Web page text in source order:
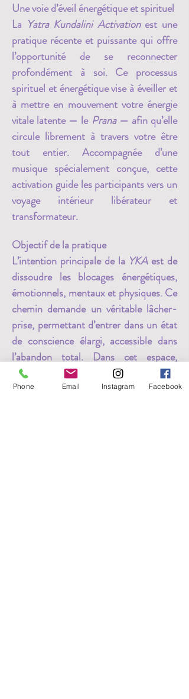
Une voie d’éveil énergétique et spirituel
La Yatra Kundalini Activation est une
pratique récente et puissante qui offre
l’opportunité de se reconnecter
profondément à soi. Ce processus
spirituel et énergétique vise à éveiller et
à mettre en mouvement votre énergie
vitale latente — le Prana — afin qu’elle
circule librement à travers votre être
tout entier. Accompagnée d’une
musique spécialement conçue, cette
activation guide les participants vers un
voyage intérieur libérateur et
transformateur.
Objectif de la pratique
L’intention principale de la YKA est de
dissoudre les blocages énergétiques,
émotionnels, mentaux et physiques. Ce
chemin demande un véritable lâcher-
prise, permettant d’entrer dans un état
de conscience élargi, accessible dans
l’abandon total. Dans cet espace,
l’énergie vitale s’active naturellement
par résonance, entraînant une
Phone Email Instagram Facebook